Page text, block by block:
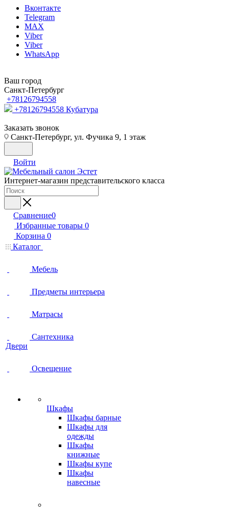
Вконтакте
Telegram
MAX
Viber
Viber
WhatsApp
Ваш город
Санкт-Петербург
+78126794558
+78126794558 Кубатура
Заказать звонок
Санкт-Петербург, ул. Фучика 9, 1 этаж
Войти
Интернет-магазин представительского класса
Сравнение0
Избранные товары 0
Корзина 0
Каталог
Мебель
Предметы интерьера
Матрасы
Сантехника
Двери
Освещение
Шкафы
Шкафы барные
Шкафы для
одежды
Шкафы
книжные
Шкафы купе
Шкафы
навесные